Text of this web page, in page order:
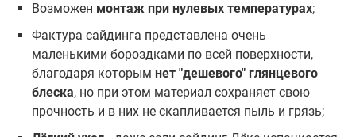
Возможен монтаж при нулевых температурах;
Фактура сайдинга представлена очень
маленькими бороздками по всей поверхности,
благодаря которымнет "дешевого" глянцевого
блеска, но при этом материал сохраняет свою
прочность и в них не скапливается пыль и грязь;